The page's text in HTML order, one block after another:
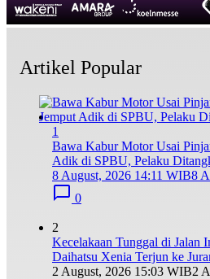
Artikel Popular
1
Bawa Kabur Motor Usai
Adik di SPBU, Pelaku
8 August, 2026 14:11 WIB8
0
2
Kecelakaan Tunggal di Jalan
Daihatsu Xenia Terjun ke
2 August, 2026 15:03 WIB2